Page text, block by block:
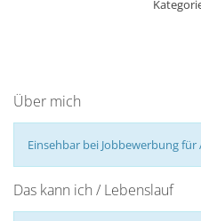
Über mich
Einsehbar bei Jobbewerbung
Das kann ich / Lebenslauf